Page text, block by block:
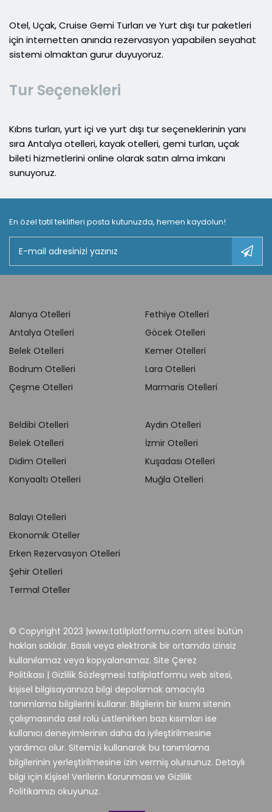
Otel, Uçak, Cruise Gemi Turları ve Yurt dışı tur paketleri
için internetten anında rezervasyon yapabilen seyahat
sistemi olmaktan gurur duyuyoruz.
Tur Seçenekleri
Kıbrıs turları, yurt içi ve yurt dışı tur seçeneklerinin yanı
sıra Antalya otelleri, kayak otelleri, gemi turları, uçak
bileti hizmetlerini online olarak satın alma imkanı
sunuyoruz.
En özel tatil teklifleri posta kutunuzda, hemen kaydolun!
Alanya Otelleri
Antalya Otelleri
Belek Otelleri
Bodrum Otelleri
Çeşme Otelleri
Fethiye Otelleri
Göcek Otelleri
Kemer Otelleri
Lara Otelleri
Marmaris Otelleri
Beldibi Otelleri
Belek Otelleri
Didim Otelleri
Konyaaltı Otelleri
Aydın Otelleri
İzmir Otelleri
Kuşadası Otelleri
Muğla Otelleri
Balayı Otelleri
Ekonomik Oteller
Erken Rezervasyon Otelleri
Şehir Otelleri
Termal Oteller
© Copyright 2023 |www.tatilplatformu.com sitesi bütün
hakları saklıdır. Basılı veya elektronik bir ortamda izinsiz
kullanılamaz veya kopyalanamaz. Site Çerez
Politikası | Gizlilik Sözleşmesi tatilplatformu web sitesi,
kişisel bilgisayarınıza bilgi depolamak amacıyla
tanımlama bilgilerini kullanır. Bilgilerin bir kısmı sitenin
çalışmasında asıl rolü üstlenirken bazı kısımları ise
kullanıcı deneyimlerinin daha da iyileştirilmesine
yardımcı olur. Sitemizi kullanarak bu tanımlama
bilgilerinin yerleştirilmesine izin vermiş olursunuz. Detaylı
bilgi için Kişisel Verilerin Korunması ve Gizlilik
Politikamızı okuyunuz.